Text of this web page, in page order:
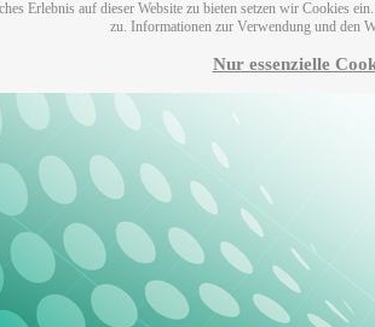
Erlebnis auf dieser Website zu bieten setzen wir Cookies
zu. Informationen zur Verwendung und den
Nur essenzielle